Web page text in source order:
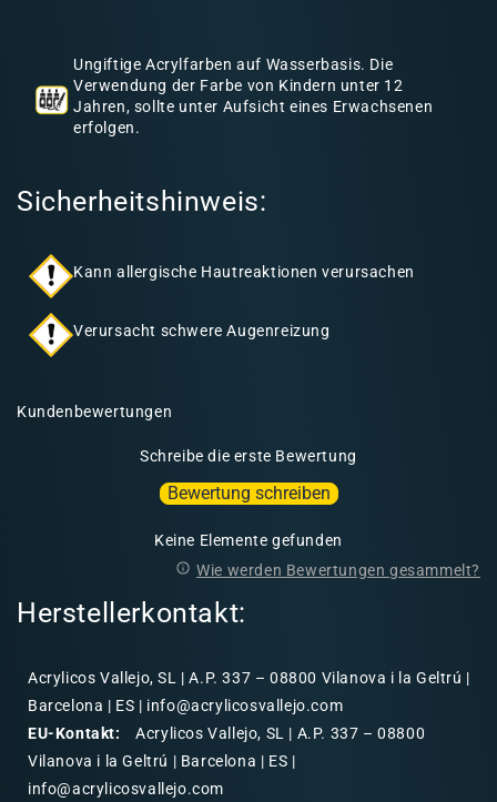
Ungiftige Acrylfarben auf Wasserbasis. Die
Verwendung der Farbe von Kindern unter 12
Jahren, sollte unter Aufsicht eines Erwachsenen
erfolgen.
Sicherheitshinweis:
Kann allergische Hautreaktionen verursachen
Verursacht schwere Augenreizung
Kundenbewertungen
Schreibe die erste Bewertung
Bewertung schreiben
Keine Elemente gefunden
Wie werden Bewertungen gesammelt?
Herstellerkontakt:
Acrylicos Vallejo, SL | A.P. 337 – 08800 Vilanova i la Geltrú |
Barcelona | ES | info@acrylicosvallejo.com
EU-Kontakt:
Acrylicos Vallejo, SL | A.P. 337 – 08800
Vilanova i la Geltrú | Barcelona | ES |
info@acrylicosvallejo.com